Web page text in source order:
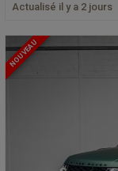
Actualisé il y a 2 jours
NOUVEAU